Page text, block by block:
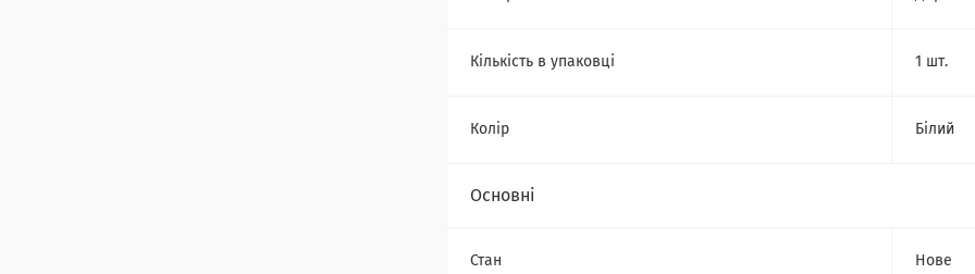
Кількість в упаковці 1 шт.
Колір Білий
Основні
Стан Нове